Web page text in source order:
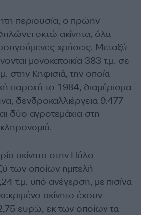
περιουσία, ο πρώην
οκτώ ακίνητα, όλα
χρήσεις. Μεταξύ
μονοκατοικία 383 τ.μ. σε
στην Κηφισιά, την οποία
παροχή το 1984, διαμέρισμα
δενδροκαλλιέργεια 9.477
δύο αγροτεμάχια στη
ακίνητα στην Πύλο
των οποίων ημιτελή
τ.μ. υπό ανέγερση, με πισίνα
ακίνητο έχουν
ευρώ, εκ των οποίων τα